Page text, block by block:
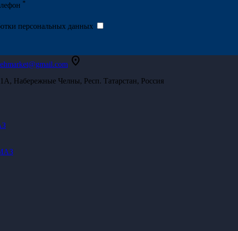
*
персональных данных
location_on
Набережные Челны, Респ. Татарстан, Россия